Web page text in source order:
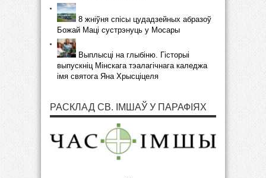
8 жніўня спісы цудадзейных абразоў
Божай Маці сустрэнуць у Мосары
Выплысці на глыбіню. Гісторыі
выпускніц Мінскага тэалагічнага каледжа
імя святога Яна Хрысціцеля
РАСКЛАД СВ. ІМШАЎ У ПАРАФІЯХ